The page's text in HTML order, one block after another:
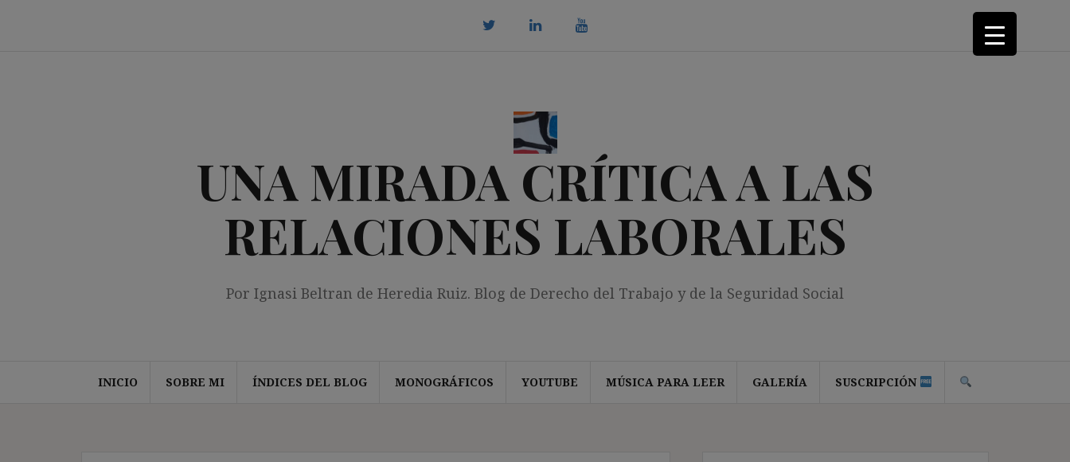
UNA MIRADA CRÍTICA A LAS
RELACIONES LABORALES
Por Ignasi Beltran de Heredia Ruiz. Blog de Derecho del Trabajo y de la Seguridad Social
INICIO SOBRE MI ÍNDICES DEL BLOG MONOGRÁFICOS YOUTUBE MÚSICA PARA LEER GALERÍA SUSCRIPCIÓN